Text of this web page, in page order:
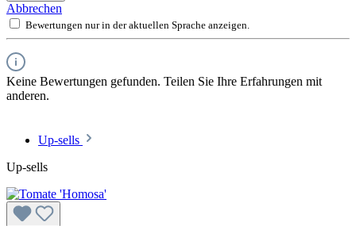
Abbrechen
Bewertungen nur in der aktuellen Sprache anzeigen.
Keine Bewertungen gefunden. Teilen Sie Ihre Erfahrungen mit
anderen.
Up-sells
Up-sells